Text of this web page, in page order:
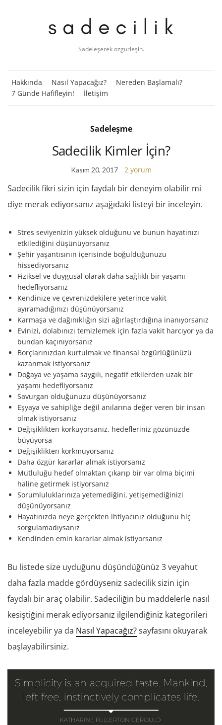
Sadeleşerek özgürleşin.
Hakkında Nasıl Yapacağız?
Nereden Başlamalı?
7 Günde Hafifleyin!
İletişim
Sadeleşme
Sadecilik Kimler İçin?
Kasım 20, 2017 2 yorum
Sadecilik fikri sizin için faydalı bir deneyim olabilir mi
diye merak ediyorsanız aşağıdaki listeyi bir inceleyin.
Stres seviyenizin yüksek olduğunu ve bunun hayatınızı
etkilediğini düşünüyorsanız
Şehir yaşantısının içerisinde boğulduğunuzu
hissediyorsanız
Fiziksel ve duygusal olarak daha sağlıklı bir yaşamı
hedefliyorsanız
Kendinize ve çevrenizdekilere yeterince vakit
ayıramadığınızı düşünüyorsanız
Karmaşa ve dağınıklığın sizi ağırlaştırdığına inanıyorsanız
Evinizi, dolabınızı temizlemek için fazla vakit harcıyor ya da
bundan kaçınıyorsanız
Borçlarınızdan kurtulmak ve finansal özgürlüğünüzü
kazanmak istiyorsanız
Doğaya ve yaşama saygılı, negatif etkilerden uzak bir
yaşamı hedefliyorsanız
Savurgan olduğunuzu düşünüyorsanız
Eşyaya ve sahipliğe değil anılarına değer veren bir insan
olmak istiyorsanız
Değişiklikten korkuyorsanız, hedefleriniz gözünüzde
büyüyorsa
Değişiklikten korkmuyorsanız
Daha özgür kararlar almak istiyorsanız
Mutluluğu hedef olmaktan çıkarıp bir var olma biçimi
haline getirmek istiyorsanız
Sorumluluklarınıza yetemediğini, yetişemediğinizi
düşünüyorsanız
Hayatınızda neye gerçekten ihtiyacınız olduğunu hiç
sorgulamadıysanız
Kendinden emin kararlar almak istiyorsanız
Bu listede size uyduğunu düşündüğünüz 3 veyahut
daha fazla madde gördüyseniz sadecilik sizin için
faydalı bir araç olabilir. Sadeciliğin bu maddelerle nasıl
kesiştiğini merak ediyorsanız ilgilendiğiniz kategorileri
inceleyebilir ya da Nasıl Yapacağız?sayfasını okuyarak
başlayabilirsiniz.